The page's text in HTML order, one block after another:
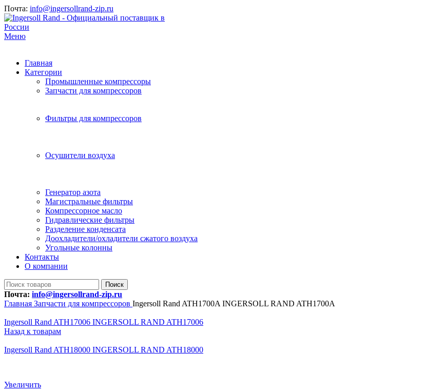
Почта: info@ingersollrand-zip.ru
Меню
Главная
Категории
Промышленные компрессоры
Запчасти для компрессоров
Фильтры для компрессоров
Осушители воздуха
Генератор азота
Магистральные фильтры
Компрессорное масло
Гидравлические фильтры
Разделение конденсата
Доохладители/охладители сжатого воздуха
Угольные колонны
Контакты
О компании
Поиск
Почта: info@ingersollrand-zip.ru
Главная Запчасти для компрессоров Ingersoll Rand ATH1700A INGERSOLL RAND ATH1700A
Ingersoll Rand ATH17006 INGERSOLL RAND ATH17006
Назад к товарам
Ingersoll Rand ATH18000 INGERSOLL RAND ATH18000
Увеличить